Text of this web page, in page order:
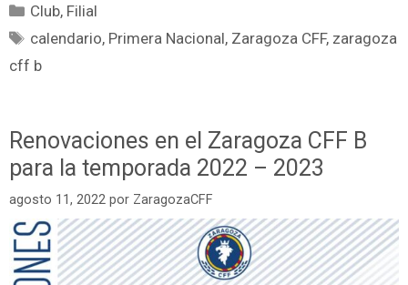
Club, Filial
calendario, Primera Nacional, Zaragoza CFF, zaragoza
cff b
Renovaciones en el Zaragoza CFF B
para la temporada 2022 – 2023
agosto 11, 2022 por ZaragozaCFF